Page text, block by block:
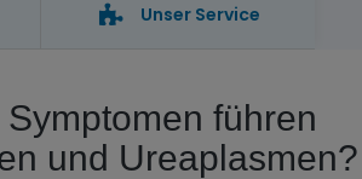
Unser Service
führen
und Ureaplasmen?